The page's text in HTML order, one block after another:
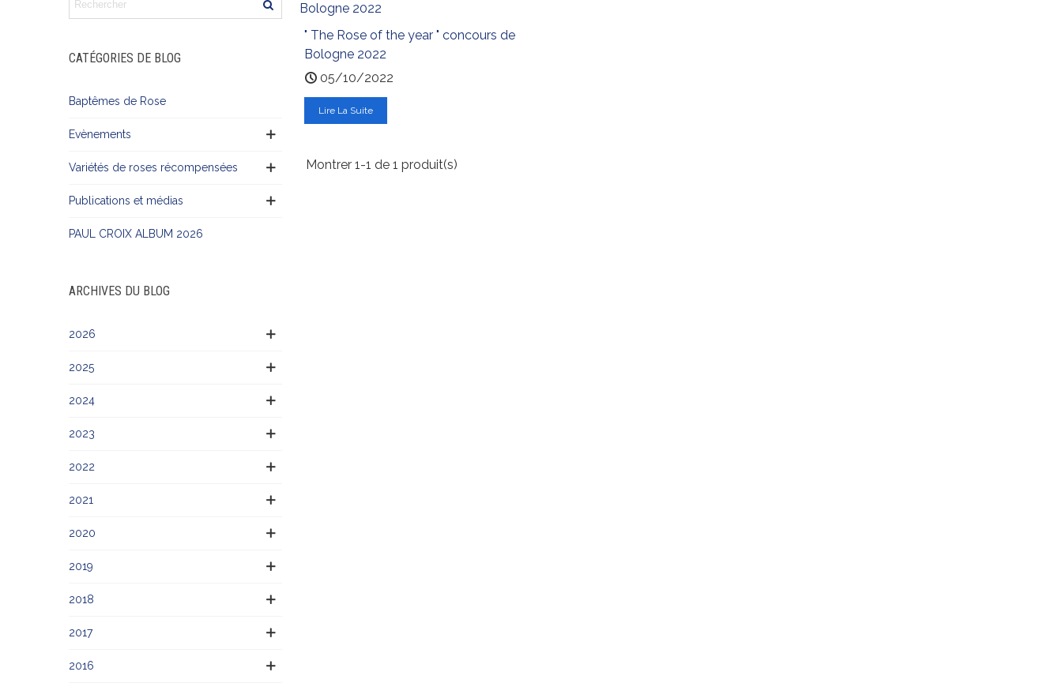
CATÉGORIES DE BLOG
Baptêmes de Rose
Evènements
Variétés de roses récompensées
Publications et médias
PAUL CROIX ALBUM 2026
ARCHIVES DU BLOG
2026
2025
2024
2023
2022
2021
2020
2019
2018
2017
2016
" The Rose of the year " concours de
Bologne 2022
05/10/2022
Lire La Suite
Montrer 1-1 de 1 produit(s)